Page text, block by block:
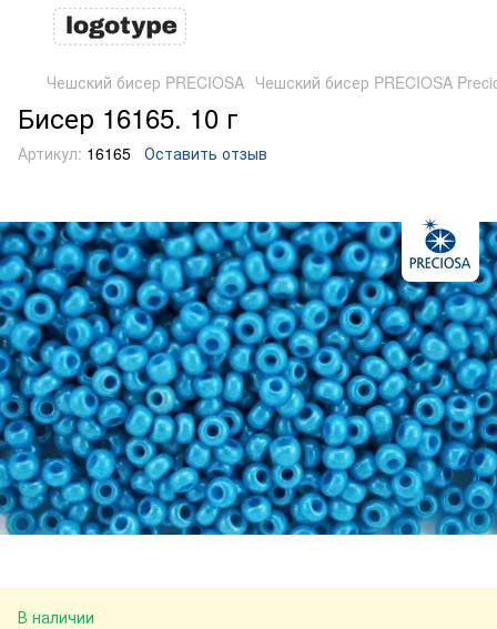
Чешский бисер PRECIOSA Чешский бисер PRECIOSA
Бисер 16165. 10 г
Артикул: 16165 Оставить отзыв
В наличии